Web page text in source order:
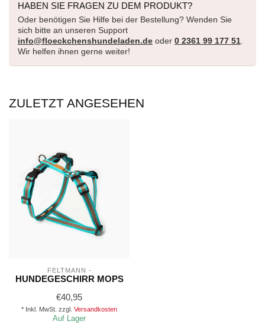
HABEN SIE FRAGEN ZU DEM PRODUKT?
Oder benötigen Sie Hilfe bei der Bestellung? Wenden Sie
sich bitte an unseren Support
info@floeckchenshundeladen.de oder 0 2361 99 177 51.
Wir helfen ihnen gerne weiter!
ZULETZT ANGESEHEN
FELTMANN -
HUNDEGESCHIRR MOPS
€40,95
* Inkl. MwSt. zzgl. Versandkosten
Auf Lager